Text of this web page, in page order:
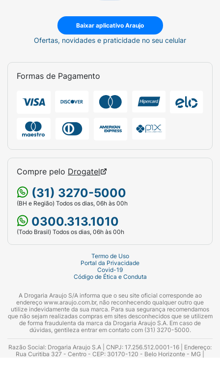
Baixar aplicativo Araujo
Ofertas, novidades e praticidade no seu celular
Formas de Pagamento
Compre pelo Drogatel
(31) 3270-5000
(BH e Região) Todos os dias, 06h às 00h
0300.313.1010
(Todo Brasil) Todos os dias, 06h às 00h
Termo de Uso
Portal da Privacidade
Covid-19
Código de Ética e Conduta
A Drogaria Araujo S/A informa que o seu site oficial corresponde ao
endereço www.araujo.com.br, não reconhecendo qualquer outro que
utilize indevidamente da sua marca. Para sua segurança recomendamos
que não sejam realizadas compras em sites desconhecidos que se utilizem
de forma fraudulenta da marca da Drogaria Araujo S.A. Em caso de
dúvidas, gentileza entrar em contato com (31) 3270-5000.
Razão Social: Drogaria Araujo S.A | CNPJ: 17.256.512.0001-16 | Endereço:
Rua Curitiba 327 - Centro - CEP: 30170-120 - Belo Horizonte - MG |